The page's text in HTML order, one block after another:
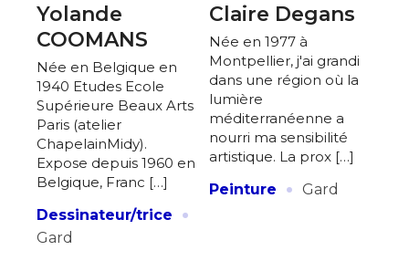
Yolande
COOMANS
Née en Belgique en
1940 Etudes Ecole
Supérieure Beaux Arts
Paris (atelier
ChapelainMidy).
Expose depuis 1960 en
Belgique, Franc […]
Dessinateur/trice
·
Gard
Claire Degans
Née en 1977 à
Montpellier, j'ai grandi
dans une région où la
lumière
méditerranéenne a
nourri ma sensibilité
artistique. La prox […]
Peinture
· Gard